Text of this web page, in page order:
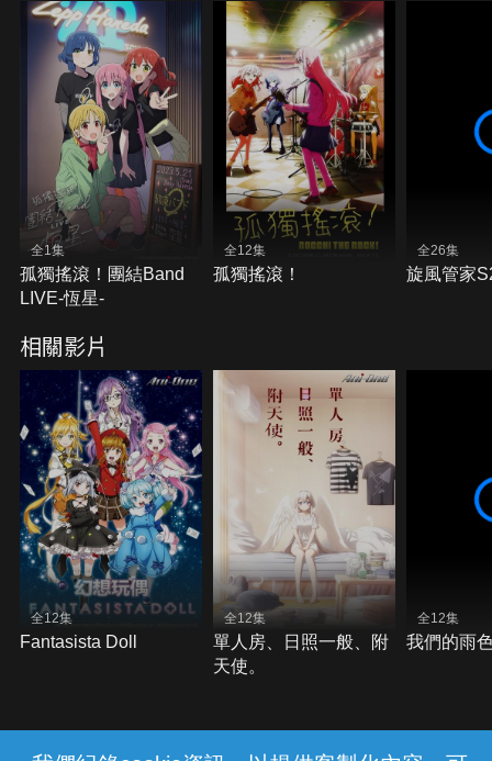
全1集
孤獨搖滾！團結Band
LIVE-恆星-
全12集
孤獨搖滾！
全26集
旋風管家
相關影片
全12集
Fantasista Doll
全12集
單人房、日照一般、附
天使。
全12集
我們的雨